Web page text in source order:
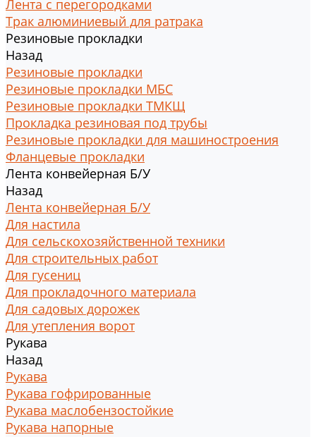
Лента с перегородками
Трак алюминиевый для ратрака
Резиновые прокладки
Назад
Резиновые прокладки
Резиновые прокладки МБС
Резиновые прокладки ТМКЩ
Прокладка резиновая под трубы
Резиновые прокладки для машиностроения
Фланцевые прокладки
Лента конвейерная Б/У
Назад
Лента конвейерная Б/У
Для настила
Для сельскохозяйственной техники
Для строительных работ
Для гусениц
Для прокладочного материала
Для садовых дорожек
Для утепления ворот
Рукава
Назад
Рукава
Рукава гофрированные
Рукава маслобензостойкие
Рукава напорные